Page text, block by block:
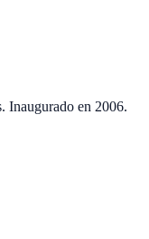
Inaugurado en 2006.